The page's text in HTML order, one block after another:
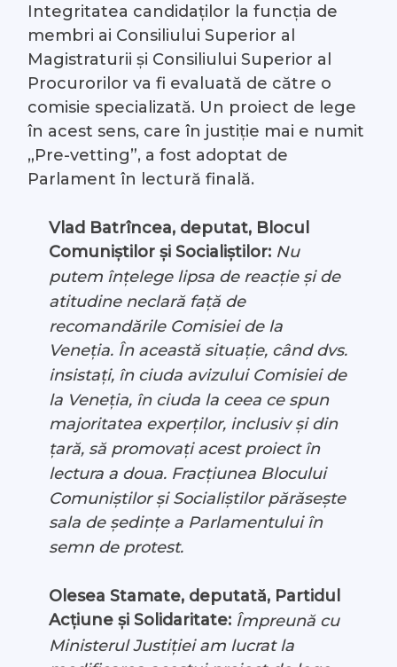
Despre noi
Contacte
Integritatea candidaților la funcția de
membri ai Consiliului Superior al
Magistraturii și Consiliului Superior al
Procurorilor va fi evaluată de către o
comisie specializată. Un proiect de lege
în acest sens, care în justiție mai e numit
„Pre-vetting”, a fost adoptat de
Parlament în lectură finală.
Vlad Batrîncea, deputat, Blocul
Comuniștilor și Socialiștilor: Nu
putem înțelege lipsa de reacție și de
atitudine neclară față de
recomandările Comisiei de la
Veneția. În această situație, când dvs.
insistați, în ciuda avizului Comisiei de
la Veneția, în ciuda la ceea ce spun
majoritatea experților, inclusiv și din
țară, să promovați acest proiect în
lectura a doua. Fracțiunea Blocului
Comuniștilor și Socialiștilor părăsește
sala de ședințe a Parlamentului în
semn de protest.
Olesea Stamate, deputată, Partidul
Acțiune și Solidaritate: Împreună cu
Ministerul Justiției am lucrat la